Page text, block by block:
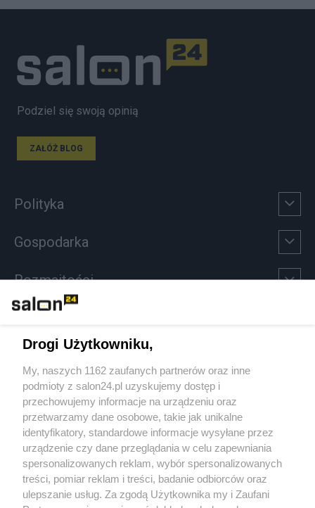
Podziel się swoją opinią
ZAŁÓŻ BLOG
Polityka
Gospodarka
Rozmaitości
Sport
Społeczeństwo
Kultura
X Facebook Instagram Youtube
Drogi Użytkowniku,
My, naszych 1162 zaufanych partnerów oraz inne
podmioty z salon24.pl uzyskujemy dostęp i
przechowujemy informacje na urządzeniu oraz
przetwarzamy dane osobowe, takie jak unikalne
identyfikatory, standardowe informacje wysyłane przez
urządzenie czy dane przeglądania w celu zapewniania
spersonalizowanych reklam, wybór spersonalizowanych
treści, pomiar reklam i treści, badanie odbiorców oraz
ulepszanie usług. Za zgodą Użytkownika my i Zaufani